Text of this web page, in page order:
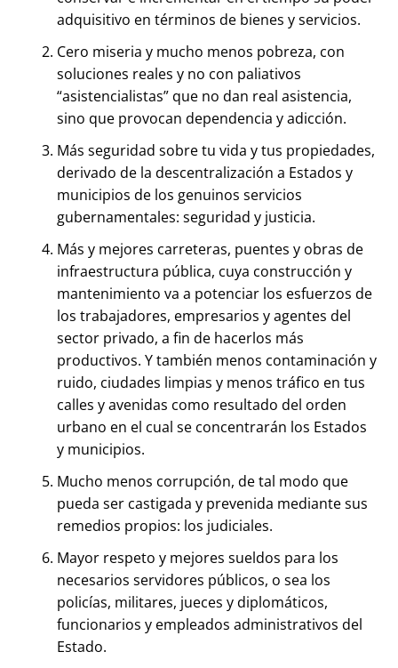
adquisitivo en términos de bienes y servicios.
Cero miseria y mucho menos pobreza, con
soluciones reales y no con paliativos
“asistencialistas” que no dan real asistencia,
sino que provocan dependencia y adicción.
Más seguridad sobre tu vida y tus propiedades,
derivado de la descentralización a Estados y
municipios de los genuinos servicios
gubernamentales: seguridad y justicia.
Más y mejores carreteras, puentes y obras de
infraestructura pública, cuya construcción y
mantenimiento va a potenciar los esfuerzos de
los trabajadores, empresarios y agentes del
sector privado, a fin de hacerlos más
productivos. Y también menos contaminación y
ruido, ciudades limpias y menos tráfico en tus
calles y avenidas como resultado del orden
urbano en el cual se concentrarán los Estados
y municipios.
Mucho menos corrupción, de tal modo que
pueda ser castigada y prevenida mediante sus
remedios propios: los judiciales.
Mayor respeto y mejores sueldos para los
necesarios servidores públicos, o sea los
policías, militares, jueces y diplomáticos,
funcionarios y empleados administrativos del
Estado.